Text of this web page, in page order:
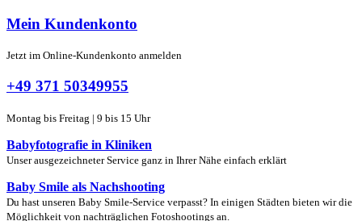
Mein Kundenkonto
Jetzt im Online-Kundenkonto anmelden
+49 371 50349955
Montag bis Freitag | 9 bis 15 Uhr
Babyfotografie in Kliniken
Unser ausgezeichneter Service ganz in Ihrer Nähe einfach erklärt
Baby Smile als Nachshooting
Du hast unseren Baby Smile-Service verpasst? In einigen Städten bieten wir die
Möglichkeit von nachträglichen Fotoshootings an.